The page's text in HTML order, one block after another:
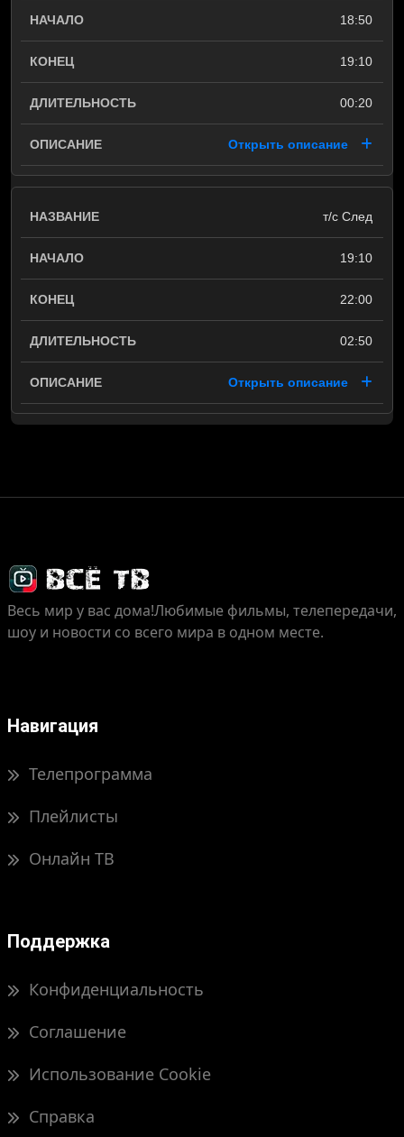
18:50
19:10
00:20
Открыть описание
т/с След
19:10
22:00
02:50
Открыть описание
Весь мир у вас дома!Любимые фильмы, телепередачи,
шоу и новости со всего мира в одном месте.
Навигация
Телепрограмма
Плейлисты
Онлайн ТВ
Поддержка
Конфиденциальность
Соглашение
Использование Cookie
Справка